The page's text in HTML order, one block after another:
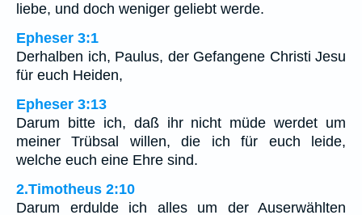
liebe, und doch weniger geliebt werde.
Epheser 3:1
Derhalben ich, Paulus, der Gefangene Christi Jesu
für euch Heiden,
Epheser 3:13
Darum bitte ich, daß ihr nicht müde werdet um
meiner Trübsal willen, die ich für euch leide,
welche euch eine Ehre sind.
2.Timotheus 2:10
Darum erdulde ich alles um der Auserwählten